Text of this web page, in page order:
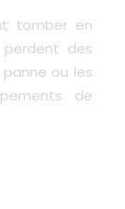
tomber en
perdent des
ou les
de